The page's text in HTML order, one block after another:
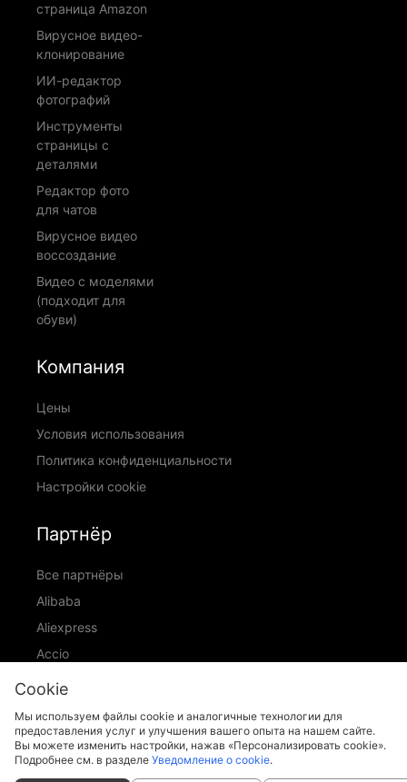
страница Amazon
Вирусное видео-
клонирование
ИИ-редактор
фотографий
Инструменты
страницы с
деталями
Редактор фото
для чатов
Вирусное видео
воссоздание
Видео с моделями
(подходит для
обуви)
Компания
Цены
Условия использования
Политика конфиденциальности
Настройки cookie
Партнёр
Все партнёры
Alibaba
Aliexpress
Accio
ID Ranking
Cookie
Мы используем файлы cookie и аналогичные технологии для
предоставления услуг и улучшения вашего опыта на нашем сайте.
Вы можете изменить настройки, нажав «Персонализировать cookie».
Подробнее см. в разделе Уведомление о cookie.